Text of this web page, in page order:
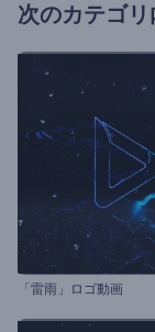
次のカテゴリ
「雷雨」ロゴ動画